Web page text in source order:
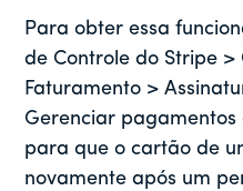
Para obter essa
de Controle do Stripe >
Faturamento >
Gerenciar
para que o cartão de
novamente após um